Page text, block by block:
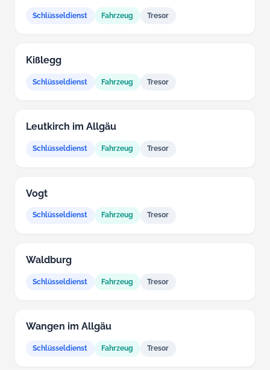
Schlüsseldienst Fahrzeug Tresor
Kißlegg
Schlüsseldienst Fahrzeug Tresor
Leutkirch im Allgäu
Schlüsseldienst Fahrzeug Tresor
Vogt
Schlüsseldienst Fahrzeug Tresor
Waldburg
Schlüsseldienst Fahrzeug Tresor
Wangen im Allgäu
Schlüsseldienst Fahrzeug Tresor